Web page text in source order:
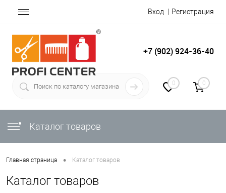
Вход Регистрация
+7 (902) 924-36-40
0 0
Каталог товаров
Главная страница • Каталог товаров
Каталог товаров